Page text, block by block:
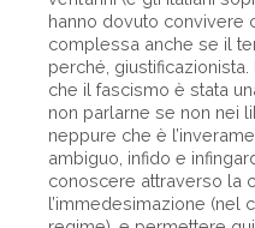
hanno dovuto convivere
complessa anche se il
perché,
che il fascismo è stata
non parlarne se non nei
neppure che è
ambiguo, infido e
conoscere attraverso la
l’immedesimazione (nel